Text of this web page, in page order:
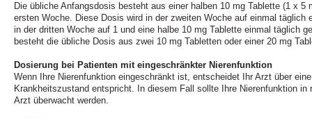
Die übliche Anfangsdosis besteht aus einer halben 10 mg Tablette (1 x 5
ersten Woche. Diese Dosis wird in der zweiten Woche auf einmal täglich
in der dritten Woche auf 1 und eine halbe 10 mg Tablette einmal täglich
besteht die übliche Dosis aus zwei 10 mg Tabletten oder einer 20 mg
Dosierung bei Patienten mit eingeschränkter Nierenfunktion
Wenn Ihre Nierenfunktion eingeschränkt ist, entscheidet Ihr Arzt über
Krankheitszustand entspricht. In diesem Fall sollte Ihre Nierenfunktion in
Arzt überwacht werden.